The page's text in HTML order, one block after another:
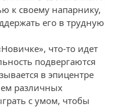
к своему напарнику,
его в трудную
что-то идет
подвергаются
в эпицентре
различных
с умом, чтобы